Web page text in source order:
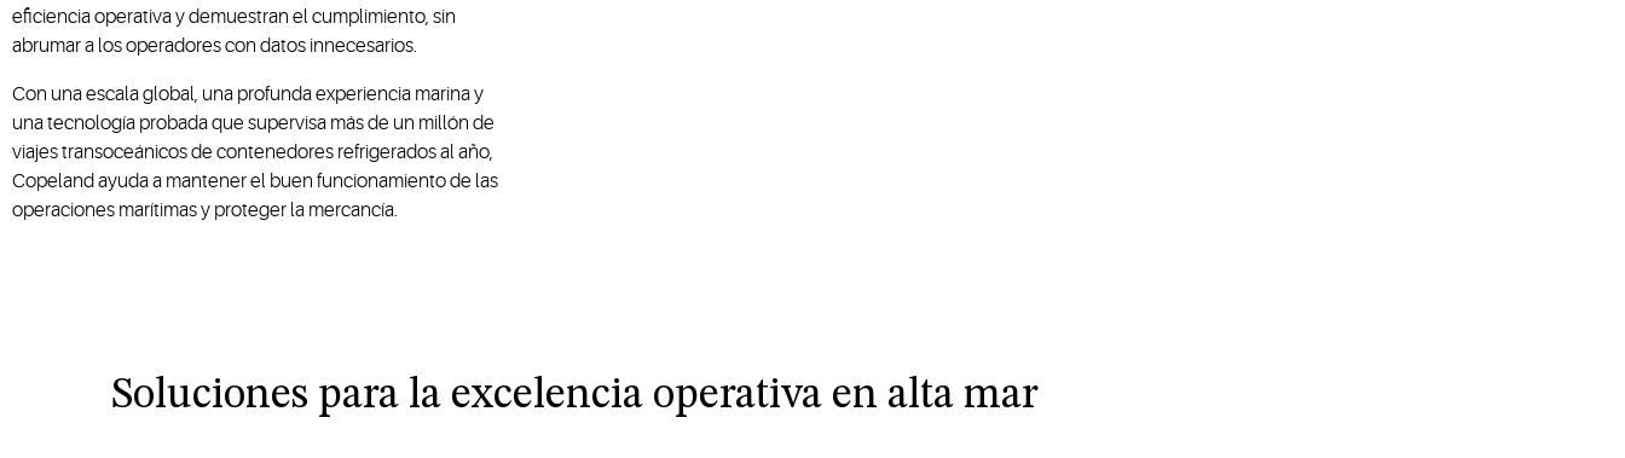
eficiencia operativa y demuestran el cumplimiento, sin
abrumar a los operadores con datos innecesarios.
Con una escala global, una profunda experiencia marina y
una tecnología probada que supervisa más de un millón de
viajes transoceánicos de contenedores refrigerados al año,
Copeland ayuda a mantener el buen funcionamiento de las
operaciones marítimas y proteger la mercancía.
Soluciones para la excelencia operativa en alta mar